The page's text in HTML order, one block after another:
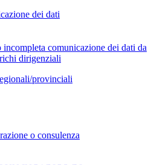
dei dati
incompleta comunicazione dei dati da
dirigenziali
provinciali
o consulenza